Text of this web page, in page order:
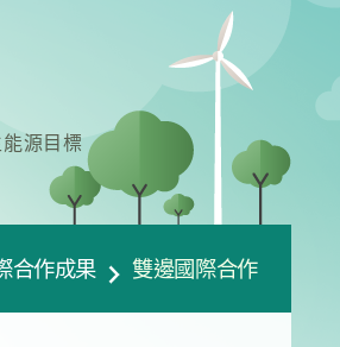
源目標
合作成果 雙邊國際合作